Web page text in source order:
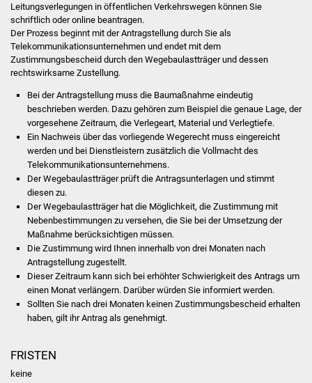
Kindergärten
Kolping-Musikschule
Soziale Einrichtungen
Kirchen
Lokale Agenda
Jugendhaus
Fachteam Jugend
Kinder- und
Familienzentrum
Stadtwerke
Leitungsverlegungen in öffentlichen Verkehrswegen können Sie
schriftlich oder online beantragen.
Der Prozess beginnt mit der Antragstellung durch Sie als
Telekommunikationsunternehmen und endet mit dem
Zustimmungsbescheid durch den Wegebaulastträger und dessen
rechtswirksame Zustellung.
Bei der Antragstellung muss die Baumaßnahme eindeutig
beschrieben werden. Dazu gehören zum Beispiel die genaue Lage, der
vorgesehene Zeitraum, die Verlegeart, Material und Verlegtiefe.
Ein Nachweis über das vorliegende Wegerecht muss eingereicht
werden und bei Dienstleistern zusätzlich die Vollmacht des
Telekommunikationsunternehmens.
Der Wegebaulastträger prüft die Antragsunterlagen und stimmt
diesen zu.
Der Wegebaulastträger hat die Möglichkeit, die Zustimmung mit
Nebenbestimmungen zu versehen, die Sie bei der Umsetzung der
Maßnahme berücksichtigen müssen.
Die Zustimmung wird Ihnen innerhalb von drei Monaten nach
Antragstellung zugestellt.
Dieser Zeitraum kann sich bei erhöhter Schwierigkeit des Antrags um
einen Monat verlängern. Darüber würden Sie informiert werden.
Sollten Sie nach drei Monaten keinen Zustimmungsbescheid erhalten
haben, gilt ihr Antrag als genehmigt.
FRISTEN
keine